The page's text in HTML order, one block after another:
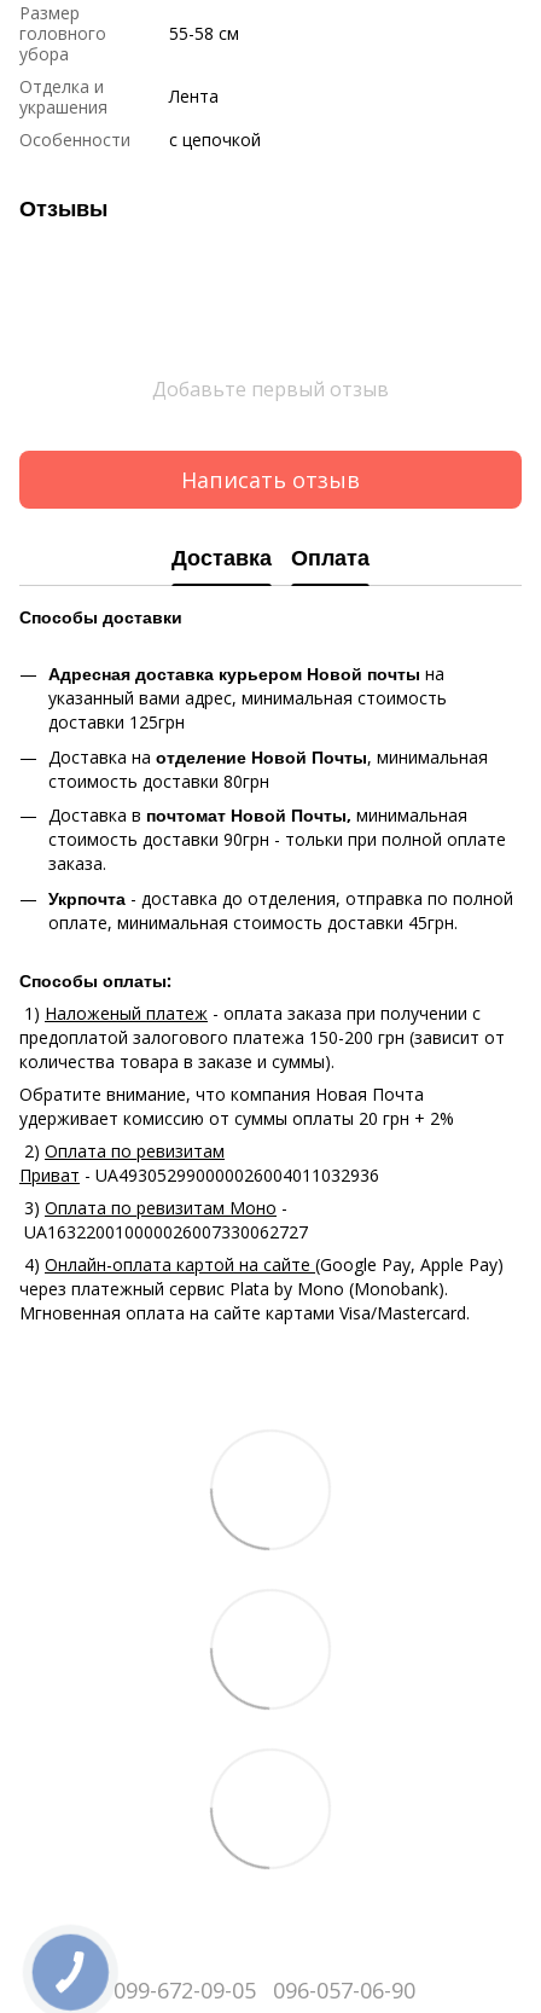
Размер
головного
убора
55-58 см
Отделка и
украшения
Лента
Особенности
с цепочкой
Отзывы
Добавьте первый отзыв
Написать отзыв
Доставка Оплата
Способы доставки
Адресная доставка курьером Новой почты на
указанный вами адрес, минимальная стоимость
доставки 125грн
Доставка на отделение Новой Почты, минимальная
стоимость доставки 80грн
Доставка в почтомат Новой Почты, минимальная
стоимость доставки 90грн - тольки при полной оплате
заказа.
Укрпочта - доставка до отделения, отправка по полной
оплате, минимальная стоимость доставки 45грн.
Способы оплаты:
1) Наложеный платеж - оплата заказа при получении с
предоплатой залогового платежа 150-200 грн (зависит от
количества товара в заказе и суммы).
Обратите внимание, что компания Новая Почта
удерживает комиссию от суммы оплаты 20 грн + 2%
2) Оплата по ревизитам
Приват - UA493052990000026004011032936
3) Оплата по ревизитам Моно -
UA163220010000026007330062727
4) Онлайн-оплата картой на сайте (Google Pay, Apple Pay)
через платежный сервис Plata by Mono (Monobank).
Мгновенная оплата на сайте картами Visa/Mastercard.
099-672-09-05 096-057-06-90